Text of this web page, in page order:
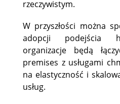
rzeczywistym.
W przyszłości można
adopcji podejścia
organizacje będą
premises z usługami
na elastyczność i
usług.